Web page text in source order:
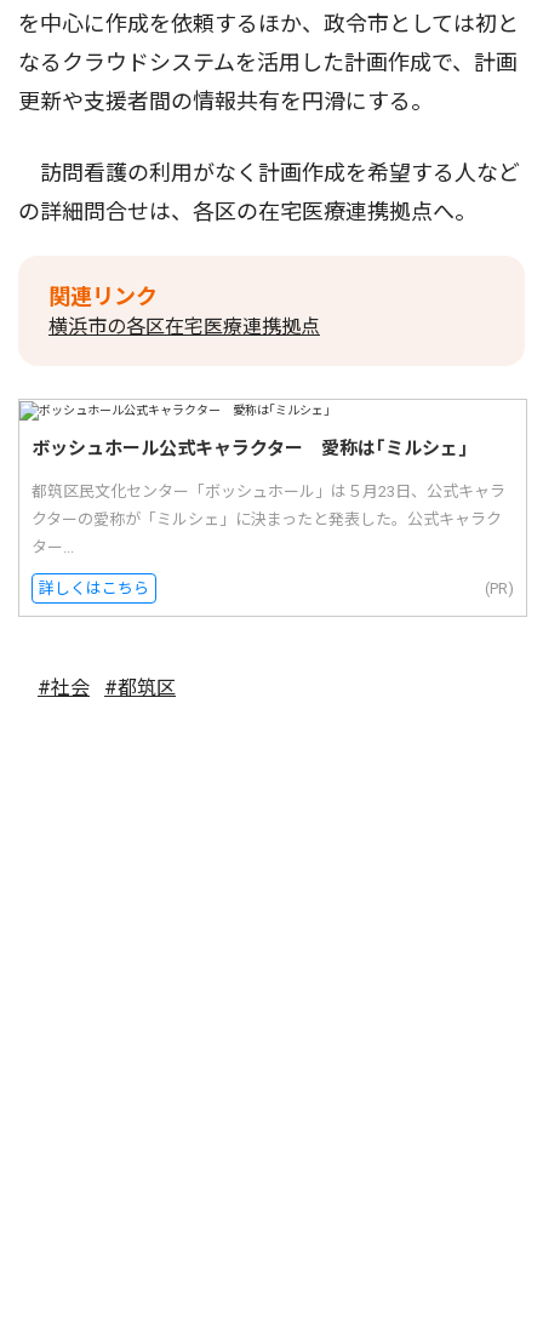
を中心に作成を依頼するほか、政令市としては初と
なるクラウドシステムを活用した計画作成で、計画
更新や支援者間の情報共有を円滑にする。
訪問看護の利用がなく計画作成を希望する人など
の詳細問合せは、各区の在宅医療連携拠点へ。
関連リンク
横浜市の各区在宅医療連携拠点
ボッシュホール公式キャラクター 愛称は｢ミルシェ｣
都筑区民文化センター「ボッシュホール」は５月23日、公式キャラ
クターの愛称が「ミルシェ」に決まったと発表した。公式キャラク
ター...
詳しくはこちら (PR)
#社会 #都筑区